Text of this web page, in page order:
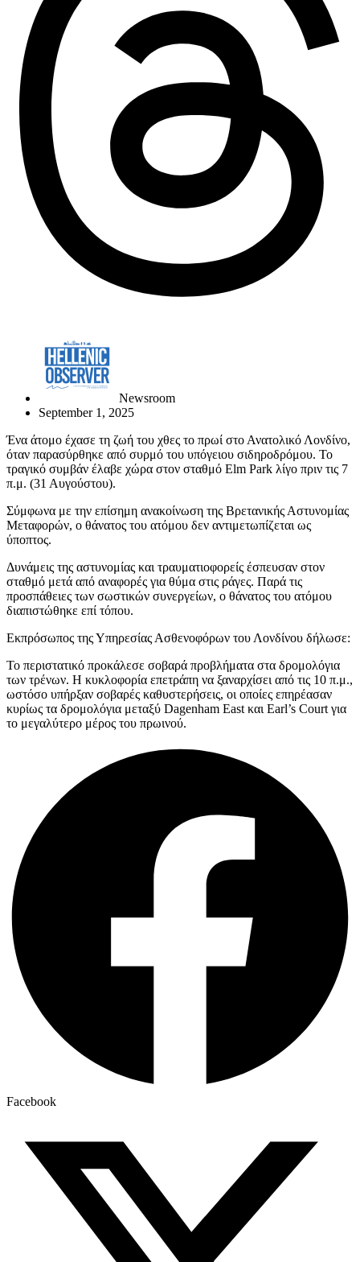
Newsroom
September 1, 2025
Ένα άτομο έχασε τη ζωή του χθες το πρωί στο Ανατολικό Λονδίνο,
όταν παρασύρθηκε από συρμό του υπόγειου σιδηροδρόμου. Το
τραγικό συμβάν έλαβε χώρα στον σταθμό Elm Park λίγο πριν τις 7
π.μ. (31 Αυγούστου).
Σύμφωνα με την επίσημη ανακοίνωση της Βρετανικής Αστυνομίας
Μεταφορών, ο θάνατος του ατόμου δεν αντιμετωπίζεται ως
ύποπτος.
Δυνάμεις της αστυνομίας και τραυματιοφορείς έσπευσαν στον
σταθμό μετά από αναφορές για θύμα στις ράγες. Παρά τις
προσπάθειες των σωστικών συνεργείων, ο θάνατος του ατόμου
διαπιστώθηκε επί τόπου.
Εκπρόσωπος της Υπηρεσίας Ασθενοφόρων του Λονδίνου δήλωσε:
Το περιστατικό προκάλεσε σοβαρά προβλήματα στα δρομολόγια
των τρένων. Η κυκλοφορία επετράπη να ξαναρχίσει από τις 10 π.μ.,
ωστόσο υπήρξαν σοβαρές καθυστερήσεις, οι οποίες επηρέασαν
κυρίως τα δρομολόγια μεταξύ Dagenham East και Earl’s Court για
το μεγαλύτερο μέρος του πρωινού.
Facebook